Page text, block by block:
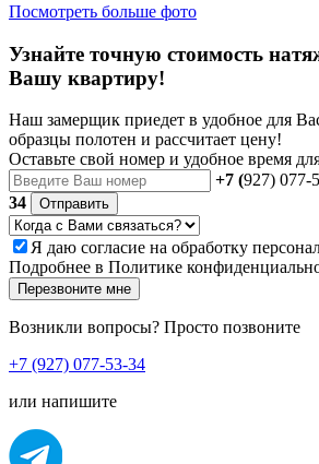
Посмотреть больше фото
Узнайте точную стоимость
Вашу квартиру!
Наш замерщик приедет в удобное для
образцы полотен и рассчитает цену!
Оставьте свой номер и удобное время
+7 (927) 077-
34
Отправить
Я даю согласие на обработку
Подробнее в Политике
Перезвоните мне
Возникли вопросы? Просто позвоните
+7 (927) 077-53-34
или напишите